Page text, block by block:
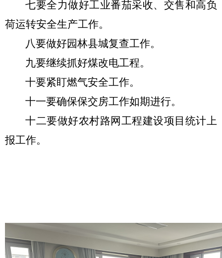
七要全力做好工业番茄采收、交售和高负
荷运转安全生产工作。
八要做好园林县城复查工作。
九要继续抓好煤改电工程。
十要紧盯燃气安全工作。
十一要确保保交房工作如期进行。
十二要做好农村路网工程建设项目统计上
报工作。